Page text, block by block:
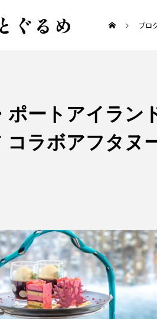
ぐるめ ブロ
ポートアイラ
コラボアフタヌ